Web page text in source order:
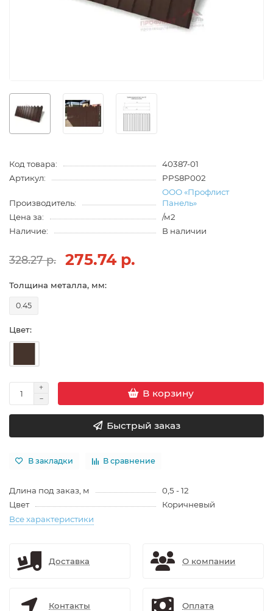
Код товара:
40387-01
Артикул:
PPS8P002
Производитель:
ООО «Профлист
Панель»
Цена за:
/м2
Наличие:
В наличии
328.27 р. 275.74 р.
Толщина металла, мм:
0.45
Цвет:
В корзину
Быстрый заказ
В закладки В сравнение
Длина под заказ, м
0,5 - 12
Цвет
Коричневый
Все характеристики
Доставка О компании
Контакты Оплата